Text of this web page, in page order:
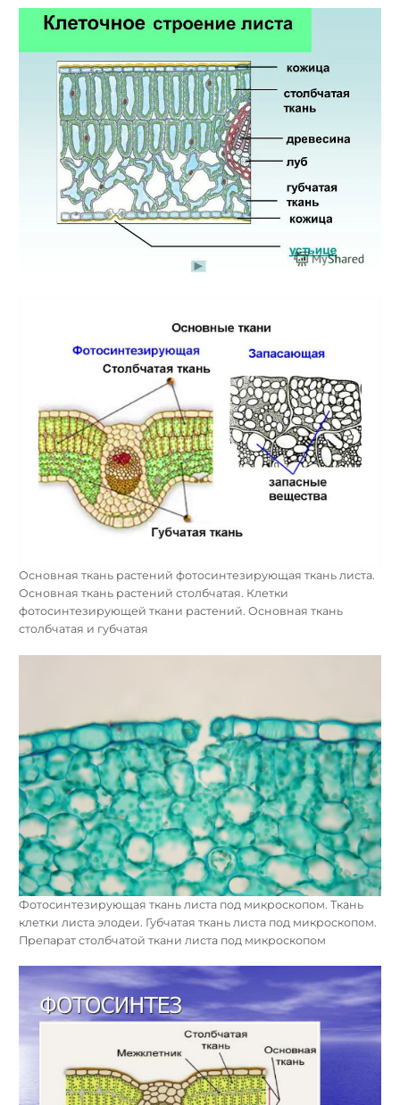
Основная ткань растений фотосинтезирующая ткань листа.
Основная ткань растений столбчатая. Клетки
фотосинтезирующей ткани растений. Основная ткань
столбчатая и губчатая
Фотосинтезирующая ткань листа под микроскопом. Ткань
клетки листа элодеи. Губчатая ткань листа под микроскопом.
Препарат столбчатой ткани листа под микроскопом